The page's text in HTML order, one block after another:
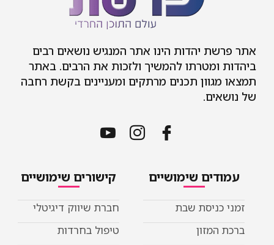
אתר פרשת יהדות הינו אתר המנגיש נושאים רבים
ביהדות ומטרתו להמשיך ולזכות את הרבים. באתר
תמצאו מגוון תכנים מרתקים ומעניינים בקשת רחבה
של נושאים.
עמודים שימושיים
זמני כניסת שבת
ברכת המזון
קישורים שימושיים
חברת שיווק דיגיטלי
טיפול בחרדות